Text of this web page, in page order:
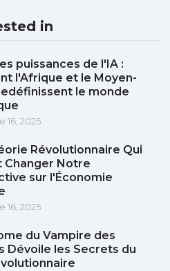
in
puissances de l'IA :
l'Afrique et le Moyen-
le monde
16, 2025
Révolutionnaire Qui
Changer Notre
sur l'Économie
16, 2025
du Vampire des
Dévoile les Secrets du